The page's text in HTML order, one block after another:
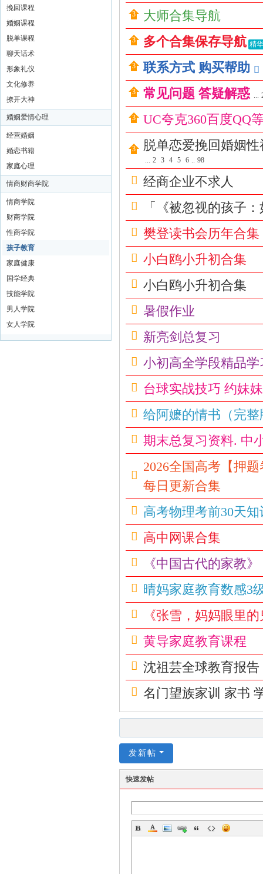
撩
汉
教
程
髓
功
蛋
功
修
炼
方
法
房
中
术
挽回课程
婚姻课程
脱单课程
聊天话术
形象礼仪
文化修养
撩开大神
婚姻爱情心理
经营婚姻
婚恋书籍
家庭心理
情商财商学院
情商学院
财商学院
性商学院
孩子教育
家庭健康
国学经典
技能学院
男人学院
女人学院
大师合集导航
多个合集保存导航 精
联系方式 购买帮助
常见问题 答疑解惑 ...
UC夸克360百度QQ
脱单恋爱挽回婚姻
... 2 3 4 5 6 .. 98
经商企业不求人
「《被忽视的孩子
樊登读书会历年合
小白鸥小升初合集
小白鸥小升初合集
暑假作业
新亮剑总复习
小初高全学段精品
台球实战技巧 约妹
给阿嬷的情书（完
期末总复习资料. 中
2026全国高考【押
每日更新合集
高考物理考前30天
高中网课合集
《中国古代的家教
晴妈家庭教育数感3
《张雪，妈妈眼里
黄导家庭教育课程
沈祖芸全球教育报
名门望族家训 家书
发新帖
快速发帖